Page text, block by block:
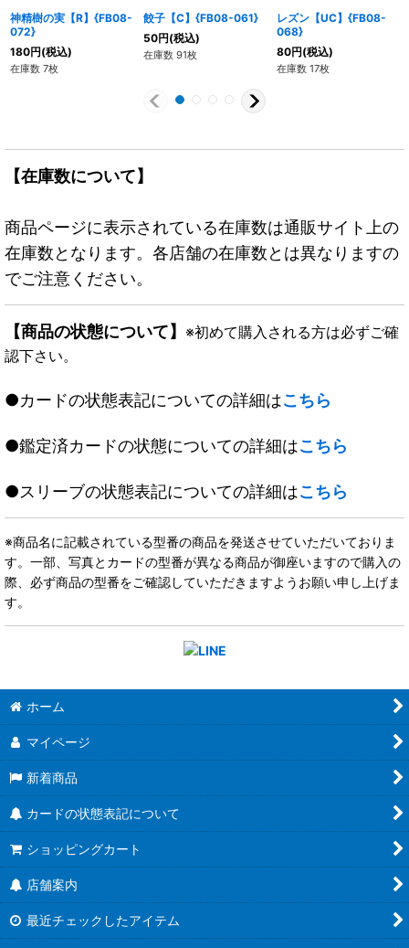
神精樹の実【R】{FB08-
072}
180円(税込)
在庫数 7枚
餃子【C】{FB08-061}
50円(税込)
在庫数 91枚
レズン【UC】{FB08-
068}
80円(税込)
在庫数 17枚
【在庫数について】
商品ページに表示されている在庫数は通販サイト上の
在庫数となります。各店舗の在庫数とは異なりますの
でご注意ください。
【商品の状態について】 ※初めて購入される方は必ずご確
認下さい。
●カードの状態表記についての詳細はこちら
●鑑定済カードの状態についての詳細はこちら
●スリーブの状態表記についての詳細はこちら
※商品名に記載されている型番の商品を発送させていただいておりま
す。一部、写真とカードの型番が異なる商品が御座いますので購入の
際、必ず商品の型番をご確認していただきますようお願い申し上げま
す。
ホーム
マイページ
新着商品
カードの状態表記について
ショッピングカート
店舗案内
最近チェックしたアイテム